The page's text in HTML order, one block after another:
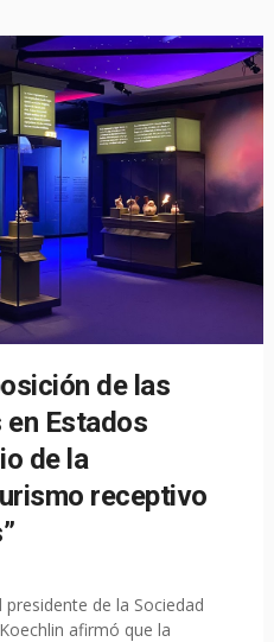
de las
en Estados
de la
receptivo
de la Sociedad
afirmó que la